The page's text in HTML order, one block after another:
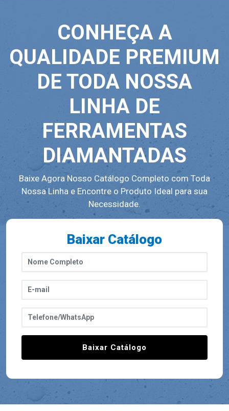
CONHEÇA A
QUALIDADE PREMIUM
DE TODA NOSSA
LINHA DE
FERRAMENTAS
DIAMANTADAS
Baixe Agora Nosso Catálogo Completo com Toda
Nossa Linha e Encontre o Produto Ideal para sua
Necessidade.
Baixar Catálogo